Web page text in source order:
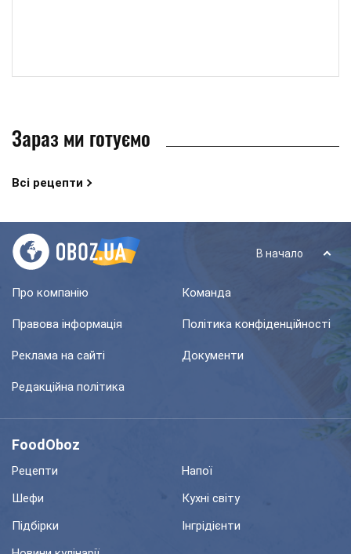
Зараз ми готуємо
Всі рецепти
В начало
Про компанію Команда
Правова інформація Політика конфіденційності
Реклама на сайті Документи
Редакційна політика
FoodOboz
Рецепти
Напої
Шефи
Кухні світу
Підбірки
Інгрідієнти